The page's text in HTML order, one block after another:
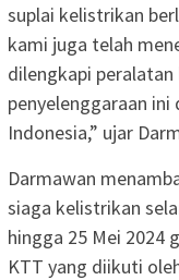
suplai kelistrikan
kami juga telah
dilengkapi
penyelenggaraan
Indonesia,” ujar
Darmawan
siaga kelistrikan
hingga 25 Mei 2024
KTT yang diikuti